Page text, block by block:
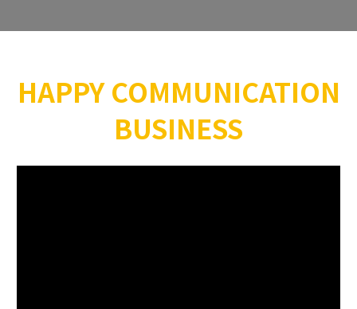
HAPPY COMMUNICATION
BUSINESS